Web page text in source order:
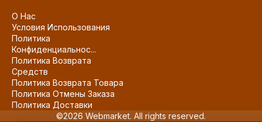
О Нас
Условия Использования
Политика
Конфиденциальнос...
Политика Возврата
Средств
Политика Возврата Товара
Политика Отмены Заказа
Политика Доставки
©2026 Webmarket. All rights reserved.